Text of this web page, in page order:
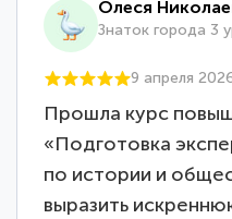
Олеся
Знаток города 3
9 апреля
Прошла курс
«Подготовка
по истории и
выразить